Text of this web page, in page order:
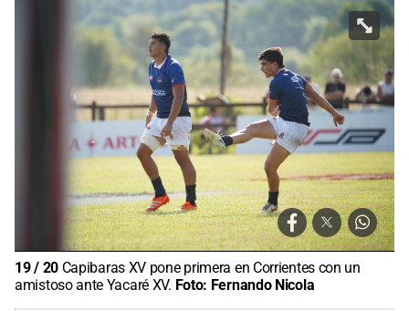
19/ 20 Capibaras XV pone primera en Corrientes con un
amistoso ante Yacaré XV. Foto: Fernando Nicola